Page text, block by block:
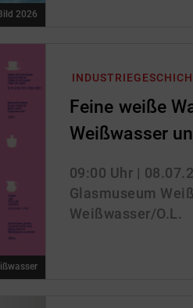
2026
Feine weiße
Weißwasser
09:00 Uhr |
Glasmuseum
Weißwasser/O.L.